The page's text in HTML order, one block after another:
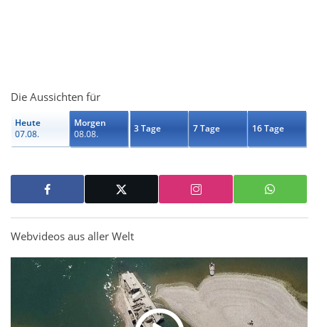
Die Aussichten für
Heute
07.08.
Morgen
08.08.
3 Tage 7 Tage 16 Tage
Webvideos aus aller Welt